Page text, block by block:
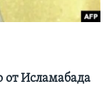
Исламабада